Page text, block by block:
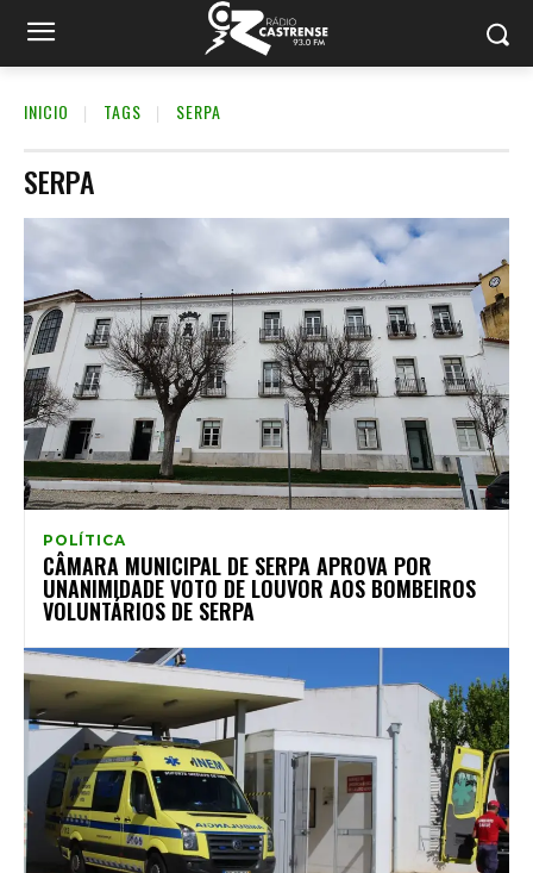
INICIO TAGS SERPA
SERPA
POLÍTICA
CÂMARA MUNICIPAL DE SERPA APROVA POR
UNANIMIDADE VOTO DE LOUVOR AOS BOMBEIROS
VOLUNTÁRIOS DE SERPA